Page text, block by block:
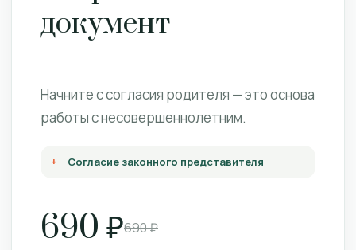
документ
Начните с согласия родителя — это основа
работы с несовершеннолетним.
Согласие законного представителя
690 ₽690 ₽